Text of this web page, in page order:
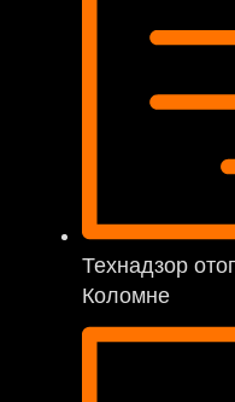
Технадзор
Коломне